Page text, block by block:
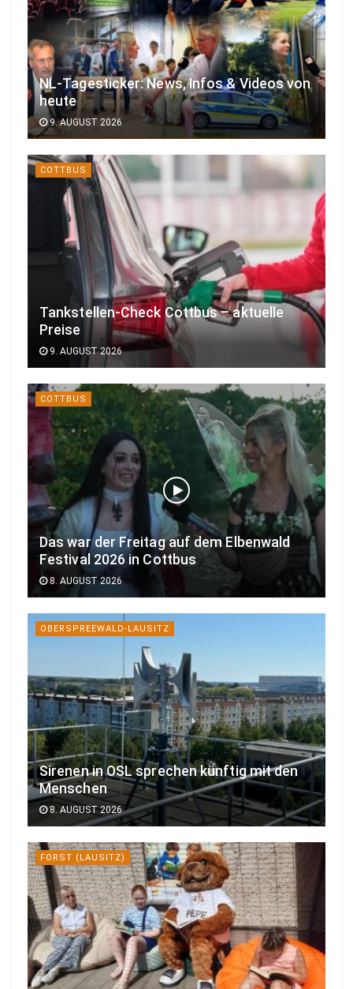
NL-Tagesticker: News, Infos & Videos von
heute
9. AUGUST 2026
COTTBUS
Tankstellen-Check Cottbus – aktuelle
Preise
9. AUGUST 2026
COTTBUS
Das war der Freitag auf dem Elbenwald
Festival 2026 in Cottbus
8. AUGUST 2026
OBERSPREEWALD-LAUSITZ
Sirenen in OSL sprechen künftig mit den
Menschen
8. AUGUST 2026
FORST (LAUSITZ)